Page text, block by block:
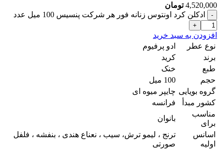
4,520,000 تومان
ادکلن کرد اونتوس زنانه فور هر شرکت پنسیس 100 میل عدد
افزودن به سبد خرید
نوع عطر
ادو پرفیوم
برند
کرید
طبع
خنک
حجم
100 میل
گروه بویایی چایپر میوه ای
کشور مبدأ
فرانسه
مناسب
برای
بانوان
اسانس
اولیه
ترنج ، لیمو ترش، سیب ، نعناع هندی ، بنفشه ، فلفل
صورتی